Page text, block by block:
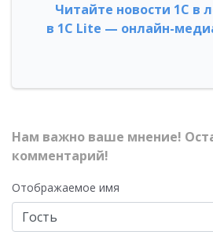
Читайте новости 1С в
в 1С Lite — онлайн-
Нам важно ваше мнение!
комментарий!
Отображаемое имя